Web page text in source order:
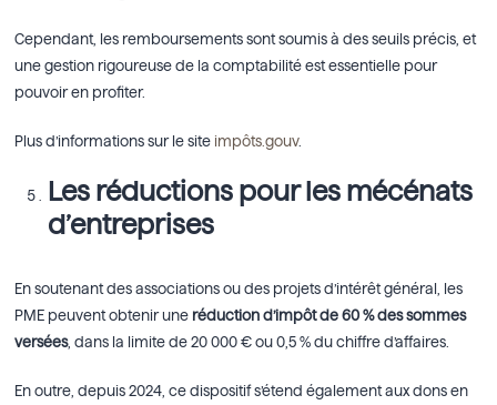
Cependant, les remboursements sont soumis à des seuils précis, et
une gestion rigoureuse de la comptabilité est essentielle pour
pouvoir en profiter.
Plus d’informations sur le site impôts.gouv.
Les réductions pour les mécénats
d’entreprises
En soutenant des associations ou des projets d’intérêt général, les
PME peuvent obtenir une réduction d’impôt de 60 % des sommes
versées, dans la limite de 20 000 € ou 0,5 % du chiffre d’affaires.
En outre, depuis 2024, ce dispositif s’étend également aux dons en